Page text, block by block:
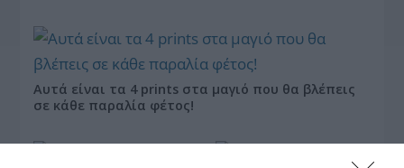
Αυτά είναι τα 4 prints στα μαγιό που θα βλέπεις
σε κάθε παραλία φέτος!